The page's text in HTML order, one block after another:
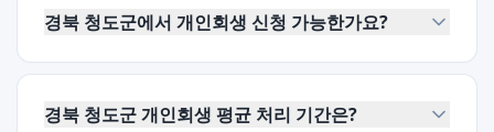
경북 청도군에서 개인회생 신청 가능한가요?
경북 청도군 개인회생 평균 처리 기간은?